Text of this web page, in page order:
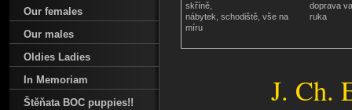
skříně,
nábytek, schodiště, vše na
míru
doprava
ruka
J. Ch.
Our females
Our males
Oldies Ladies
In Memoriam
Štěňata BOC puppies!!